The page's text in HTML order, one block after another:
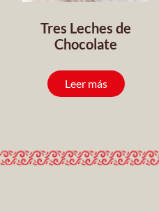
Tres Leches de
Chocolate
Leer más